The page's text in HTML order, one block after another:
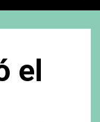
el